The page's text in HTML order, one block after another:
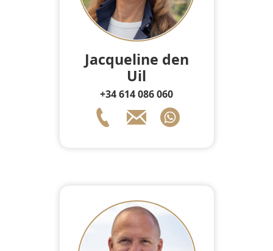
Jacqueline den
Uil
+34 614 086 060